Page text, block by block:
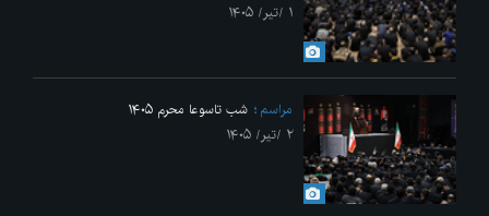
۱ /تیر/ ۱۴۰۵
مراسم
شب تاسوعا محرم ۱۴۰۵
۲ /تیر/ ۱۴۰۵